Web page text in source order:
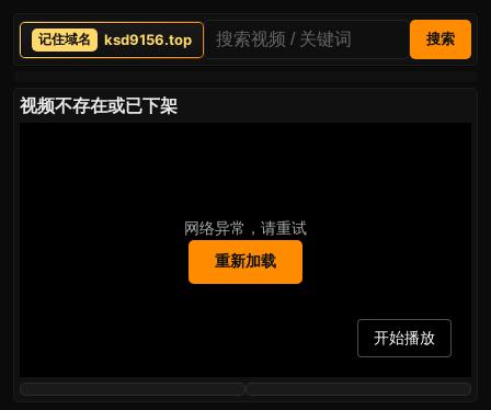
ksd9156.top 搜索
视频不存在或已下架
网络异常，请重试
重新加载
开始播放